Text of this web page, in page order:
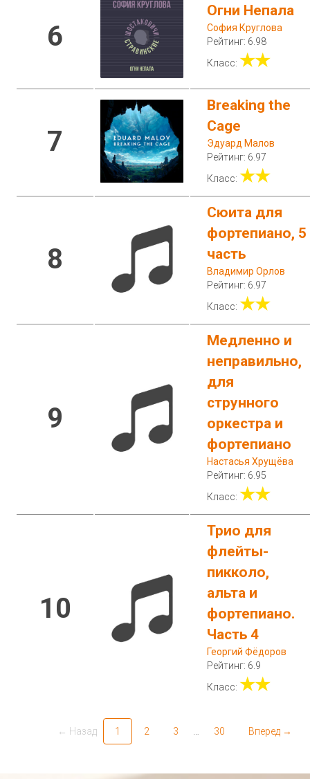
6
Огни Непала
София Круглова
Рейтинг: 6.98
Класс: ★★
7
Breaking the
Cage
Эдуард Малов
Рейтинг: 6.97
Класс: ★★
8
Сюита для
фортепиано, 5
часть
Владимир Орлов
Рейтинг: 6.97
Класс: ★★
9
Медленно и
неправильно,
для
струнного
оркестра и
фортепиано
Настасья Хрущёва
Рейтинг: 6.95
Класс: ★★
10
Трио для
флейты-
пикколо,
альта и
фортепиано.
Часть 4
Георгий Фёдоров
Рейтинг: 6.9
Класс: ★★
← Назад 1 2 3 30 Вперед →